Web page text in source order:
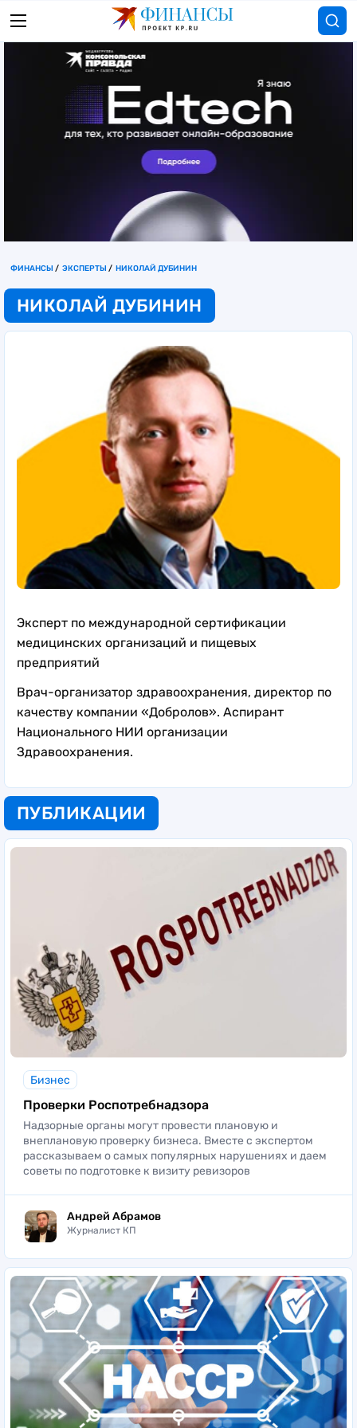
ФИНАНСЫ ЭКСПЕРТЫ НИКОЛАЙ ДУБИНИН
НИКОЛАЙ ДУБИНИН
Эксперт по международной сертификации
медицинских организаций и пищевых
предприятий
Врач-организатор здравоохранения, директор по
качеству компании «Добролов». Аспирант
Национального НИИ организации
Здравоохранения.
ПУБЛИКАЦИИ
Бизнес
Проверки Роспотребнадзора
Надзорные органы могут провести плановую и
внеплановую проверку бизнеса. Вместе с экспертом
рассказываем о самых популярных нарушениях и даем
советы по подготовке к визиту ревизоров
Андрей Абрамов
Журналист КП